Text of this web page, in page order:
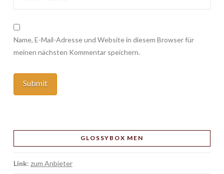
Name, E-Mail-Adresse und Website in diesem Browser für
meinen nächsten Kommentar speichern.
GLOSSYBOX MEN
Link: zum Anbieter